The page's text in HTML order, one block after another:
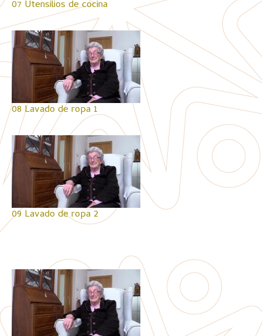
07 Utensilios de cocina
08 Lavado de ropa 1
09 Lavado de ropa 2